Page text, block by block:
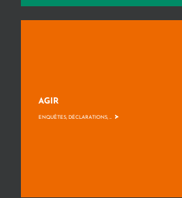
AGIR
ENQUÊTES, DÉCLARATIONS, ... >